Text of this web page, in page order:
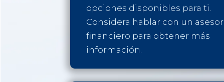
opciones disponibles para ti.
Considera hablar con un asesor
financiero para obtener más
información.